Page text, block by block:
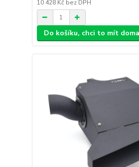
10 428 Kč bez DPH
Do košíku, chci to mít doma